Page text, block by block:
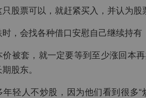
只股票可以，就赶紧买入，并认为
时，会找各种借口安慰自己继续持有
价被套，就一定要等到至少涨回本
股东。
年轻人不炒股，因为他们看到很多